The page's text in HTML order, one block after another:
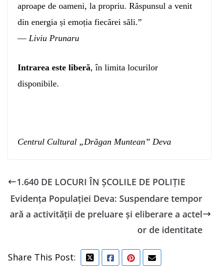
aproape de oameni, la propriu. Răspunsul a venit
din energia și emoția fiecărei săli.”
— Liviu Prunaru
Intrarea este liberă, în limita locurilor
disponibile.
Centrul Cultural „Drăgan Muntean” Deva
1.640 DE LOCURI ÎN ȘCOLILE DE POLIȚIE
Evidența Populației Deva: Suspendare tempor
ară a activității de preluare și eliberare a actel
or de identitate
Share This Post: